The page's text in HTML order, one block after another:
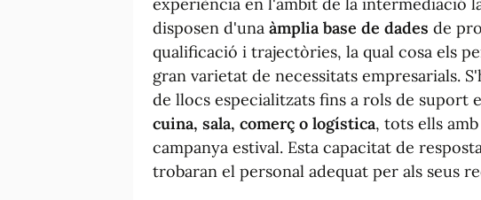
disposen d'una àmplia base de dades de
qualificació i trajectòries, la qual cosa els
gran varietat de necessitats empresarials.
de llocs especialitzats fins a rols de suport
cuina, sala, comerç o logística, tots ells
campanya estival. Esta capacitat de
trobaran el personal adequat per als seus